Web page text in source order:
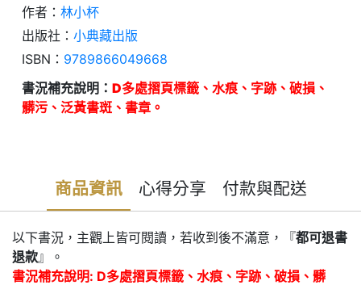
作者： 林小杯
出版社： 小典藏出版
ISBN： 9789866049668
書況補充說明： D多處摺頁標籤、水痕、字跡、破損、
髒污、泛黃書斑、書章。
商品資訊 心得分享 付款與配送
以下書況，主觀上皆可閱讀，若收到後不滿意，『都可退書
退款』。
書況補充說明: D多處摺頁標籤、水痕、字跡、破損、髒